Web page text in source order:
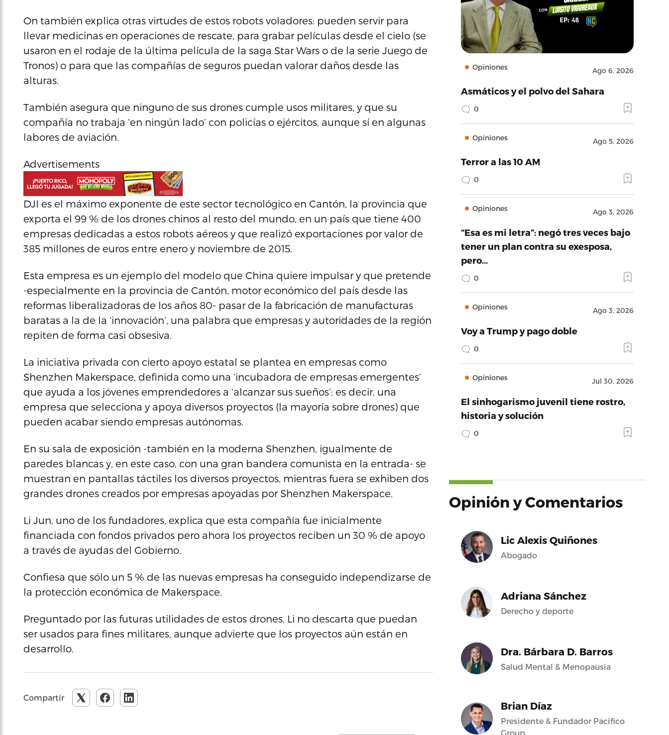
On también explica otras virtudes de estos robots voladores: pueden servir para
llevar medicinas en operaciones de rescate, para grabar películas desde el cielo (se
usaron en el rodaje de la última película de la saga Star Wars o de la serie Juego de
Tronos) o para que las compañías de seguros puedan valorar daños desde las
alturas.
También asegura que ninguno de sus drones cumple usos militares, y que su
compañía no trabaja ‘en ningún lado’ con policías o ejércitos, aunque sí en algunas
labores de aviación.
Advertisements
DJI es el máximo exponente de este sector tecnológico en Cantón, la provincia que
exporta el 99 % de los drones chinos al resto del mundo, en un país que tiene 400
empresas dedicadas a estos robots aéreos y que realizó exportaciones por valor de
385 millones de euros entre enero y noviembre de 2015.
Esta empresa es un ejemplo del modelo que China quiere impulsar y que pretende
-especialmente en la provincia de Cantón, motor económico del país desde las
reformas liberalizadoras de los años 80- pasar de la fabricación de manufacturas
baratas a la de la ‘innovación’, una palabra que empresas y autoridades de la región
repiten de forma casi obsesiva.
La iniciativa privada con cierto apoyo estatal se plantea en empresas como
Shenzhen Makerspace, definida como una ‘incubadora de empresas emergentes’
que ayuda a los jóvenes emprendedores a ‘alcanzar sus sueños’: es decir, una
empresa que selecciona y apoya diversos proyectos (la mayoría sobre drones) que
pueden acabar siendo empresas autónomas.
En su sala de exposición -también en la moderna Shenzhen, igualmente de
paredes blancas y, en este caso, con una gran bandera comunista en la entrada- se
muestran en pantallas táctiles los diversos proyectos, mientras fuera se exhiben dos
grandes drones creados por empresas apoyadas por Shenzhen Makerspace.
Li Jun, uno de los fundadores, explica que esta compañía fue inicialmente
financiada con fondos privados pero ahora los proyectos reciben un 30 % de apoyo
a través de ayudas del Gobierno.
Confiesa que sólo un 5 % de las nuevas empresas ha conseguido independizarse de
la protección económica de Makerspace.
Preguntado por las futuras utilidades de estos drones, Li no descarta que puedan
ser usados para fines militares, aunque advierte que los proyectos aún están en
desarrollo.
Compartir
Opiniones Ago 6, 2026
Asmáticos y el polvo del Sahara
0
Opiniones Ago 5, 2026
Terror a las 10 AM
0
Opiniones Ago 3, 2026
“Esa es mi letra”: negó tres veces bajo
tener un plan contra su exesposa,
pero…
0
Opiniones Ago 3, 2026
Voy a Trump y pago doble
0
Opiniones Jul 30, 2026
El sinhogarismo juvenil tiene rostro,
historia y solución
0
Opinión y Comentarios
Lic Alexis Quiñones
Abogado
Adriana Sánchez
Derecho y deporte
Dra. Bárbara D. Barros
Salud Mental & Menopausia
Brian Díaz
Presidente & Fundador Pacifico
Group